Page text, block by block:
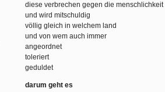
diese verbrechen gegen die menschlichkeit
und wird mitschuldig
völlig gleich in welchem land
und von wem auch immer
angeordnet
toleriert
geduldet
darum geht es